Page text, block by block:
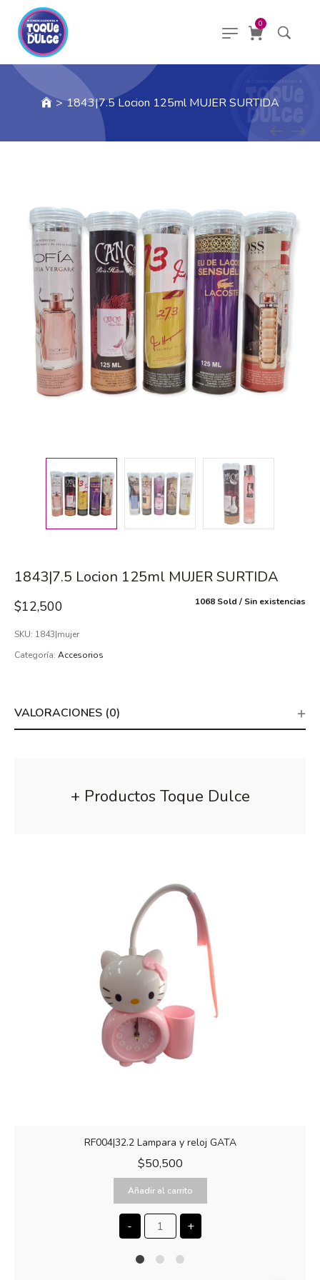
0
> 1843|7.5 Locion 125ml MUJER SURTIDA
1843|7.5 Locion 125ml MUJER SURTIDA
1068 Sold Sin existencias
$12,500
SKU: 1843|mujer
Categoría: Accesorios
VALORACIONES (0)
+ Productos Toque Dulce
RF004|32.2 Lampara y reloj GATA
$50,500
Añadir al carrito
- +